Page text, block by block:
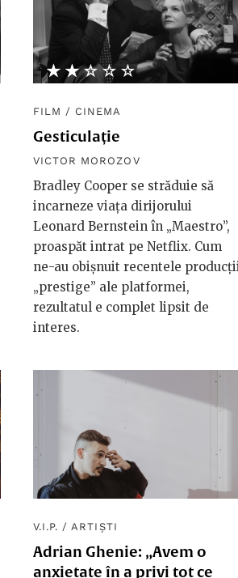
★★★★★
☆☆☆☆☆
FILM / CINEMA
Gesticulație
VICTOR MOROZOV
Bradley Cooper se străduie să
incarneze viața dirijorului
Leonard Bernstein în „Maestro”,
proaspăt intrat pe Netflix. Cum
ne-au obișnuit recentele
„prestige” ale platformei,
rezultatul e complet lipsit de
interes.
V.I.P. /ARTIȘTI
Adrian Ghenie: „Avem o
anxietate în a privi tot ce